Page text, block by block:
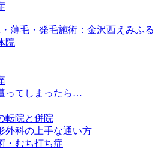
薄毛・発毛施術：金沢西えみふる
院
ってしまったら…
転院と併院
外科の上手な通い方
・むち打ち症